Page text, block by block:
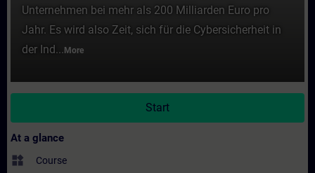
Unternehmen bei mehr als 200 Milliarden Euro pro
Jahr. Es wird also Zeit, sich für die Cybersicherheit in
der Ind... More
Start
At a glance
widgets Course